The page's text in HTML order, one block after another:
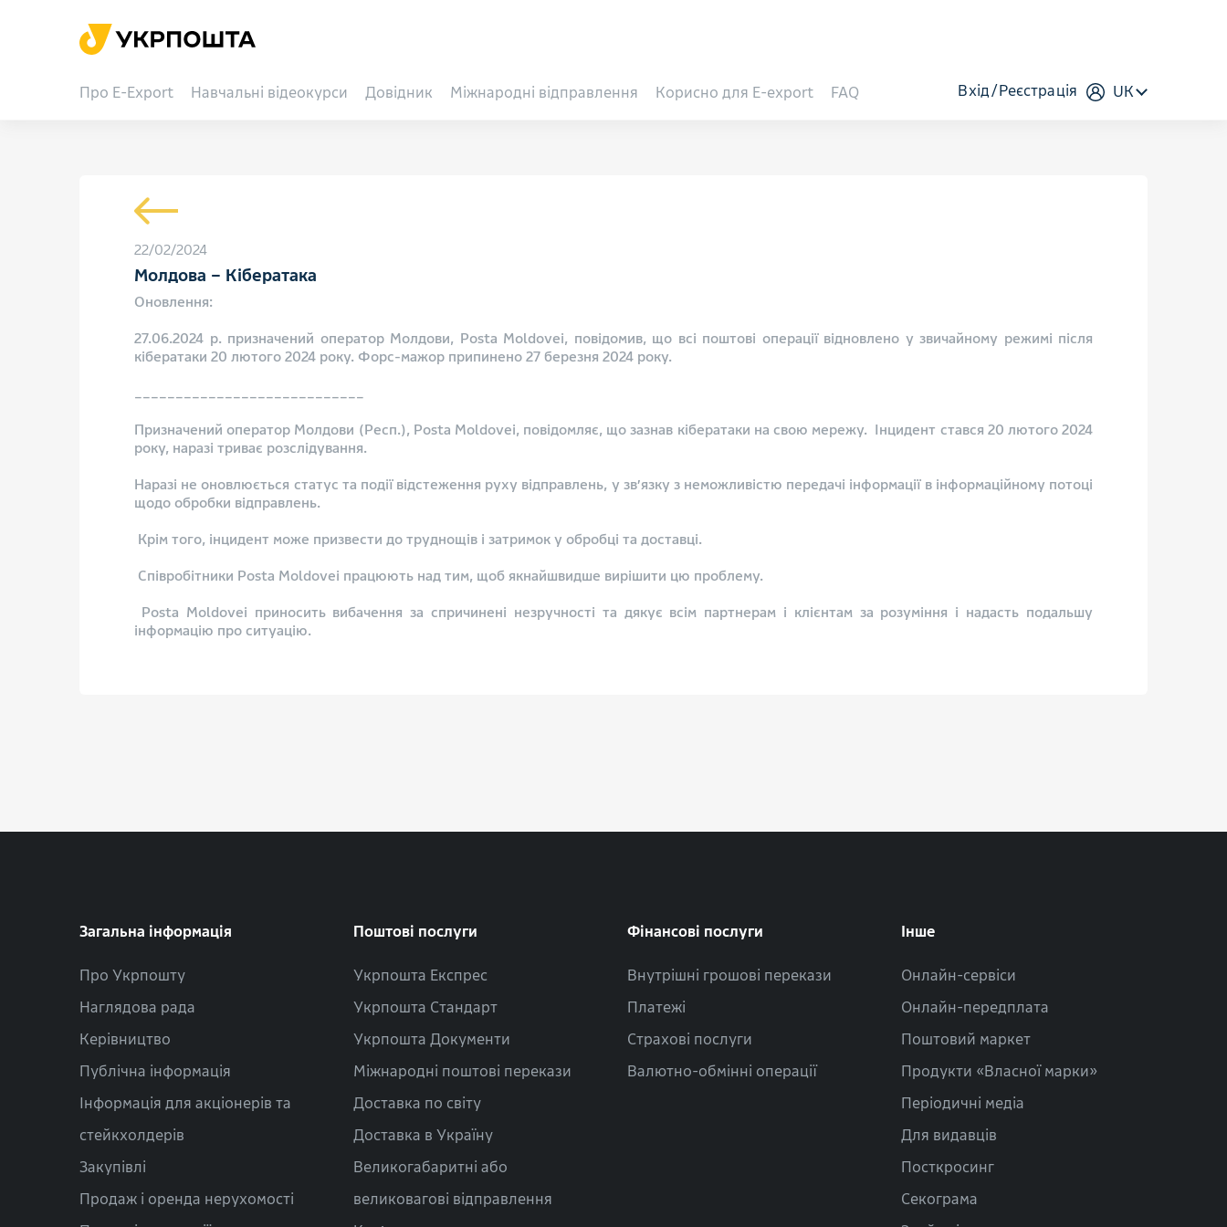
Про E-Export Навчальні відеокурси Довідник Міжнародні відправлення Корисно для E-export FAQ Вхід Реєстрація UK
22/02/2024
Молдова – Кібератака
Оновлення:
27.06.2024 р. призначений оператор Молдови, Posta Moldovei, повідомив, що всі поштові операції відновлено у звичайному режимі після
кібератаки 20 лютого 2024 року. Форс-мажор припинено 27 березня 2024 року.
____________________________
Призначений оператор Молдови (Респ.), Posta Moldovei, повідомляє, що зазнав кібератаки на свою мережу. Інцидент стався 20 лютого 2024
року, наразі триває розслідування.
Наразі не оновлюється статус та події відстеження руху відправлень, у зв’язку з неможливістю передачі інформації в інформаційному потоці
щодо обробки відправлень.
Крім того, інцидент може призвести до труднощів і затримок у обробці та доставці.
Співробітники Posta Moldovei працюють над тим, щоб якнайшвидше вирішити цю проблему.
Posta Moldovei приносить вибачення за спричинені незручності та дякує всім партнерам і клієнтам за розуміння і надасть подальшу
інформацію про ситуацію.
Загальна інформація
Про Укрпошту
Наглядова рада
Керівництво
Публічна інформація
Інформація для акціонерів та
стейкхолдерів
Закупівлі
Продаж і оренда нерухомості
Поштові послуги
Укрпошта Експрес
Укрпошта Стандарт
Укрпошта Документи
Міжнародні поштові перекази
Доставка по світу
Доставка в Україну
Великогабаритні або
великовагові відправлення
Фінансові послуги
Внутрішні грошові перекази
Платежі
Страхові послуги
Валютно-обмінні операції
Інше
Онлайн-сервіси
Онлайн-передплата
Поштовий маркет
Продукти «Власної марки»
Періодичні медіа
Для видавців
Посткросинг
Секограма